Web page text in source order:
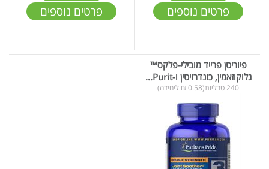
פרטים נוספים פרטים נוספים
פיוריטן פרייד מובילי-פלקס™
גלוקוזאמין, כונדרויטין ו-Purit...
240 טבליות(0.58 ₪ ליחידה)